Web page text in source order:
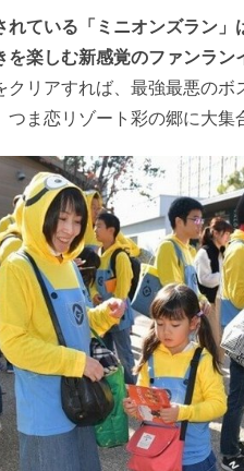
れている「ミニオンズラン」
を楽しむ新感覚のファンラン
クリアすれば、最強最悪の
つま恋リゾート彩の郷に大集